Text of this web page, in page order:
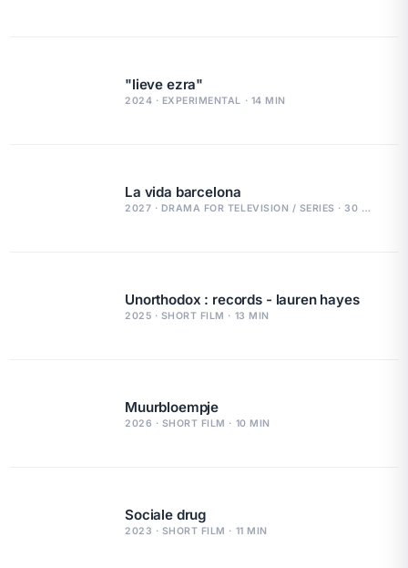
"lieve ezra"
2024 · EXPERIMENTAL · 14 MIN
La vida barcelona
2027 · DRAMA FOR TELEVISION / SERIES · 30 MIN
Unorthodox : records - lauren hayes
2025 · SHORT FILM · 13 MIN
Muurbloempje
2026 · SHORT FILM · 10 MIN
Sociale drug
2023 · SHORT FILM · 11 MIN